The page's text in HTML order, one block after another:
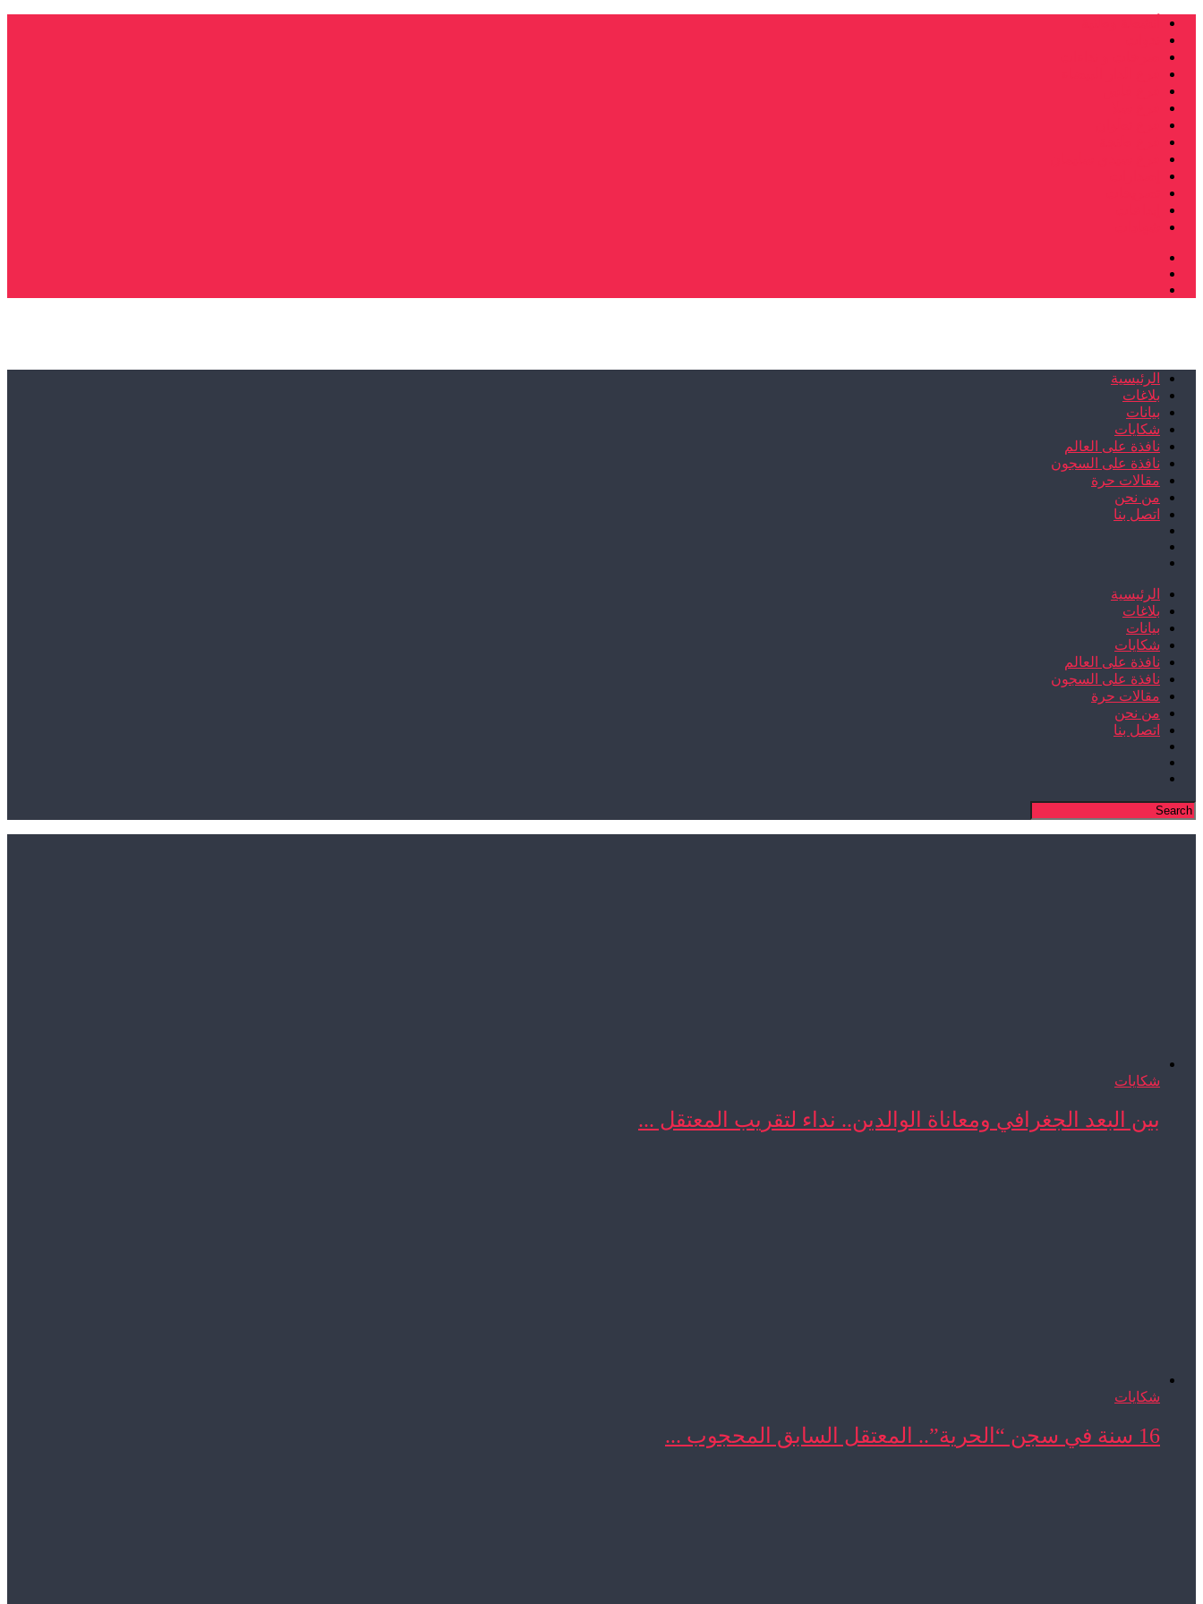
الرئيسية
بلاغات
بيانات
شكايات
نافذة على العالم
نافذة على السجون
مقالات حرة
من نحن
اتصل بنا
الرئيسية
بلاغات
بيانات
شكايات
نافذة على العالم
نافذة على السجون
مقالات حرة
من نحن
اتصل بنا
شكايات
بين البعد الجغرافي ومعاناة الوالدين.. نداء لتقريب المعتقل ...
شكايات
16 سنة في سجن “الحرية”.. المعتقل السابق المحجوب ...